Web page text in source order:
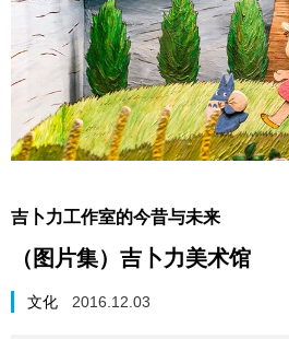
政治外交
财经
科技
吉卜力工作室的今昔与未来
（图片集）吉卜力美术馆
文化 2016.12.03